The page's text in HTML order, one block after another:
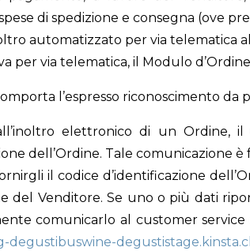
di spedizione e consegna (ove
automatizzato per via telematica
per via telematica, il Modulo
l’espresso riconoscimento
elettronico di un Ordine,
dell’Ordine. Tale comunicazione
il codice d’identificazione
del Venditore. Se uno o più dati
comunicarlo al customer service
degustibuswine-